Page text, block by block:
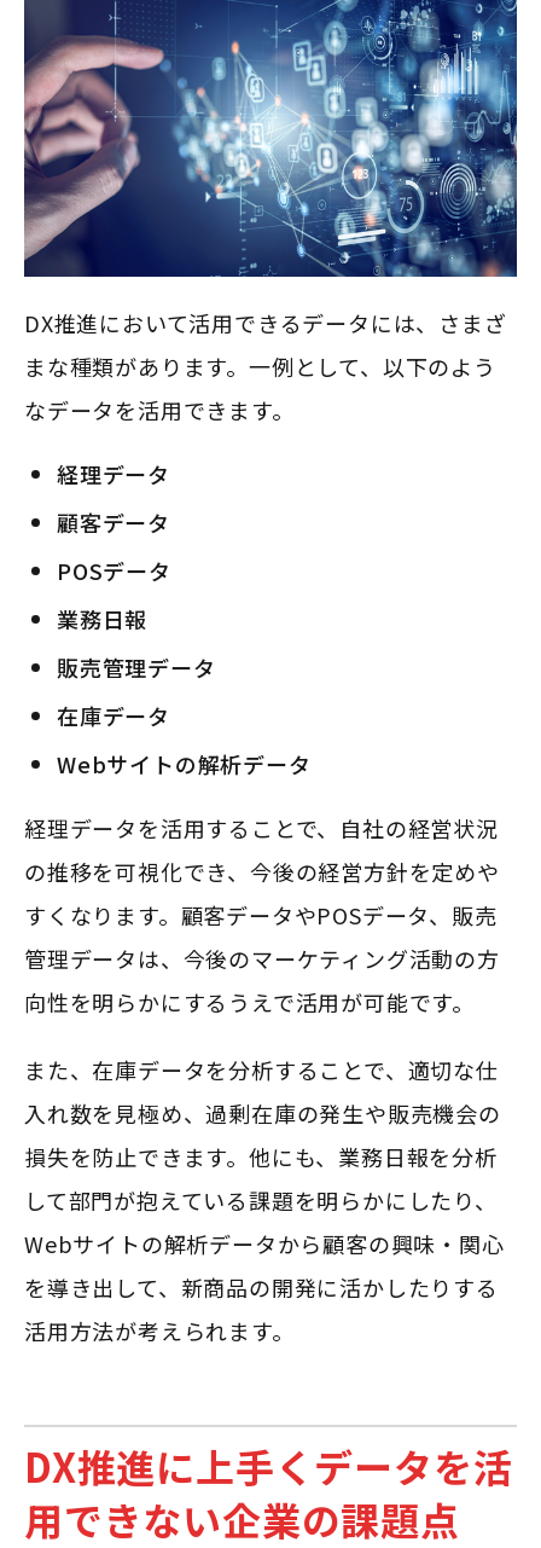
DX推進において活用できるデータには、さまざ
まな種類があります。一例として、以下のよう
なデータを活用できます。
経理データ
顧客データ
POSデータ
業務日報
販売管理データ
在庫データ
Webサイトの解析データ
経理データを活用することで、自社の経営状況
の推移を可視化でき、今後の経営方針を定めや
すくなります。顧客データやPOSデータ、販売
管理データは、今後のマーケティング活動の方
向性を明らかにするうえで活用が可能です。
また、在庫データを分析することで、適切な仕
入れ数を見極め、過剰在庫の発生や販売機会の
損失を防止できます。他にも、業務日報を分析
して部門が抱えている課題を明らかにしたり、
Webサイトの解析データから顧客の興味・関心
を導き出して、新商品の開発に活かしたりする
活用方法が考えられます。
DX推進に上手くデータを活
用できない企業の課題点